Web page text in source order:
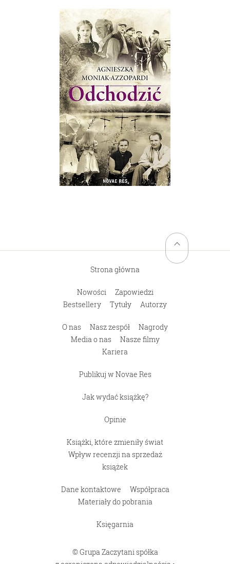
Powrót na górę
Strona główna
Nowości
Zapowiedzi
Bestsellery
Tytuły Autorzy
O nas Nasz zespół
Nagrody
Media o nas
Nasze filmy
Kariera
Publikuj w Novae Res
Jak wydać książkę?
Opinie
Książki, które zmieniły świat
Wpływ recenzji na sprzedaż
książek
Dane kontaktowe
Współpraca
Materiały do pobrania
Księgarnia
© Grupa Zaczytani spółka